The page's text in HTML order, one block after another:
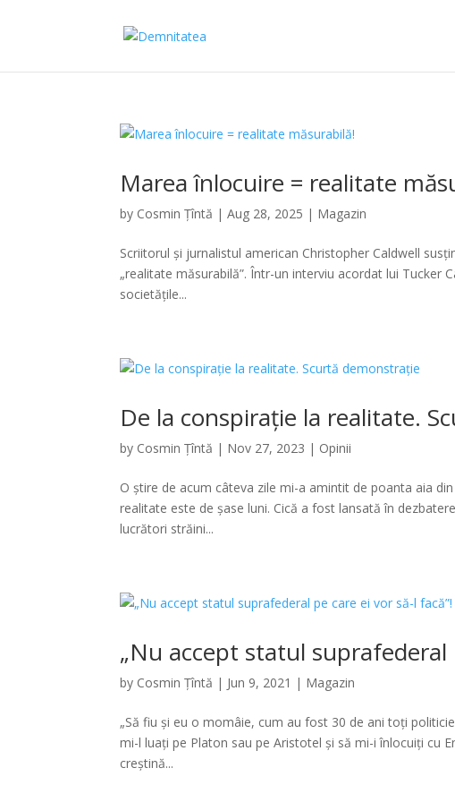
Marea înlocuire = realitate
by Cosmin Țîntă |Aug 28, 2025 | Magazin
Scriitorul și jurnalistul american Christopher Caldwell
„realitate măsurabilă”. Într-un interviu acordat lui Tucker
societățile...
De la conspirație la realitate.
by Cosmin Țîntă | Nov 27, 2023 | Opinii
O știre de acum câteva zile mi-a amintit de poanta aia
realitate este de șase luni. Cică a fost lansată în
lucrători străini...
„Nu accept statul suprafederal
by Cosmin Țîntă | Jun 9, 2021 | Magazin
„Să fiu și eu o momâie, cum au fost 30 de ani toți
mi-l luați pe Platon sau pe Aristotel și să mi-i înlocuiți cu
creștină...